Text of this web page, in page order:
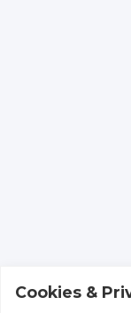
Cookies &